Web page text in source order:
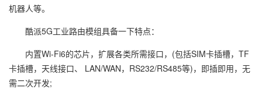
机器人等。
酷派5G工业路由模组具备一下特点：
内置Wi-Fi6的芯片，扩展各类所需接口，(包括SIM卡插槽，TF
卡插槽，天线接口、 LAN/WAN，RS232/RS485等)，即插即用，无
需二次开发;